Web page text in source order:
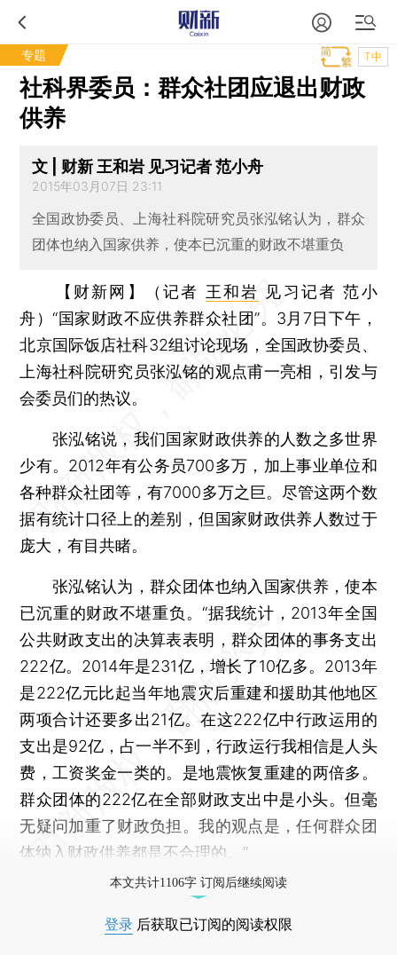
专题 T中
社科界委员：群众社团应退出财政
供养
文 | 财新 王和岩 见习记者 范小舟
2015年03月07日 23:11
全国政协委员、上海社科院研究员张泓铭认为，群众
团体也纳入国家供养，使本已沉重的财政不堪重负
【财新网】（记者 王和岩 见习记者 范小
舟）“国家财政不应供养群众社团”。3月7日下午，
北京国际饭店社科32组讨论现场，全国政协委员、
上海社科院研究员张泓铭的观点甫一亮相，引发与
会委员们的热议。
张泓铭说，我们国家财政供养的人数之多世界
少有。2012年有公务员700多万，加上事业单位和
各种群众社团等，有7000多万之巨。尽管这两个数
据有统计口径上的差别，但国家财政供养人数过于
庞大，有目共睹。
张泓铭认为，群众团体也纳入国家供养，使本
已沉重的财政不堪重负。“据我统计，2013年全国
公共财政支出的决算表表明，群众团体的事务支出
222亿。2014年是231亿，增长了10亿多。2013年
是222亿元比起当年地震灾后重建和援助其他地区
两项合计还要多出21亿。在这222亿中行政运用的
支出是92亿，占一半不到，行政运行我相信是人头
费，工资奖金一类的。是地震恢复重建的两倍多。
群众团体的222亿在全部财政支出中是小头。但毫
无疑问加重了财政负担。我的观点是，任何群众团
体纳入财政供养都是不合理的。”
本文共计1106字 订阅后继续阅读
登录 后获取已订阅的阅读权限